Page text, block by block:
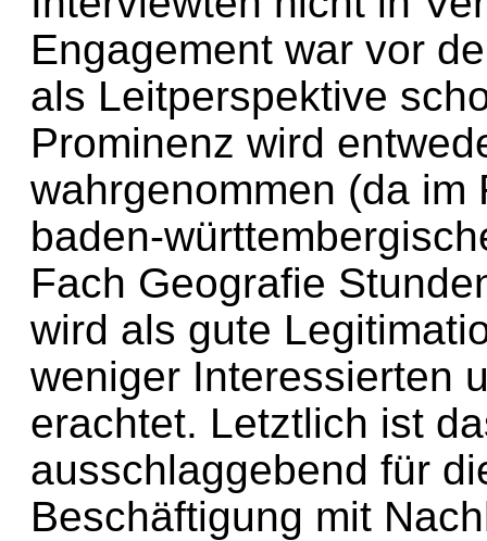
Engagement war vor
als Leitperspektive
Prominenz wird
wahrgenommen (da
baden-
Fach Geografie
wird als gute
weniger Interessierten
erachtet. Letztlich ist
ausschlaggebend für
Beschäftigung mit